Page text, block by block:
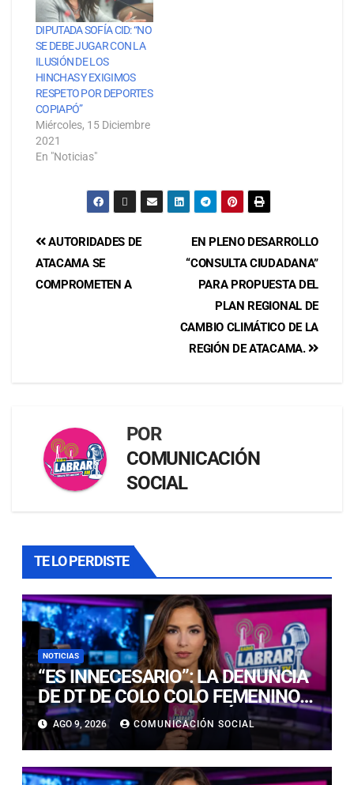
DIPUTADA SOFÍA CID: “NO
SE DEBE JUGAR CON LA
ILUSIÓN DE LOS
HINCHAS Y EXIGIMOS
RESPETO POR DEPORTES
COPIAPÓ”
Miércoles, 15 Diciembre
2021
En "Noticias"
EN PLENO DESARROLLO
“CONSULTA CIUDADANA”
PARA PROPUESTA DEL
PLAN REGIONAL DE
CAMBIO CLIMÁTICO DE LA
REGIÓN DE ATACAMA.
AUTORIDADES DE
ATACAMA SE
COMPROMETEN A
POR
COMUNICACIÓN
SOCIAL
TE LO PERDISTE
NOTICIAS
“ES INNECESARIO”: LA DENUNCIA
DE DT DE COLO COLO FEMENINO
TRAS GANAR SUPERCLÁSICO
ANTE LA U
AGO 9, 2026 COMUNICACIÓN SOCIAL